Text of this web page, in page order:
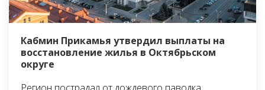
Кабмин Прикамья утвердил выплаты на
восстановление жилья в Октябрьском
округе